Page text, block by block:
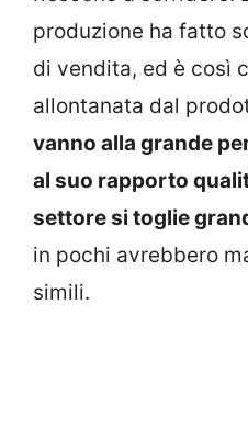
produzione ha fatto
di vendita, ed è così
allontanata dal
vanno alla grande
al suo rapporto
settore si toglie
in pochi avrebbero
simili.